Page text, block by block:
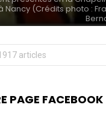
Nancy (Crédits photo :
PAGE FACEBOOK